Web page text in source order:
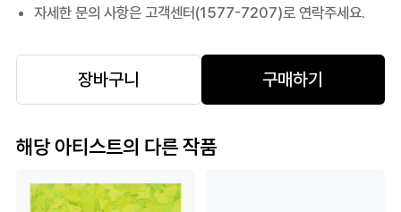
자세한 문의 사항은 고객센터(1577-7207)로 연락주세요.
장바구니 구매하기
해당 아티스트의 다른 작품